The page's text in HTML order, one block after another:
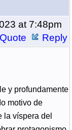
at 7:48pm
Quote
Reply
y profundamente
motivo de
la víspera del